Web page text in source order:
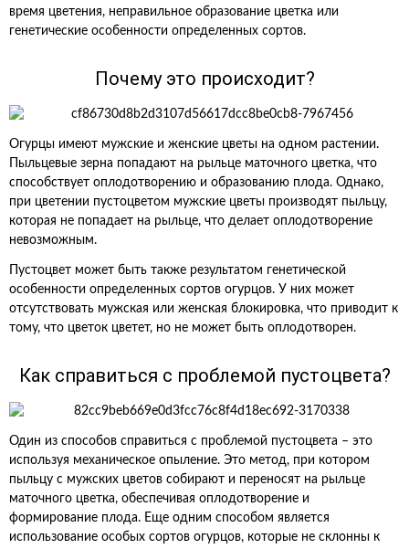
время цветения, неправильное образование цветка или
генетические особенности определенных сортов.
Почему это происходит?
Огурцы имеют мужские и женские цветы на одном растении.
Пыльцевые зерна попадают на рыльце маточного цветка, что
способствует оплодотворению и образованию плода. Однако,
при цветении пустоцветом мужские цветы производят пыльцу,
которая не попадает на рыльце, что делает оплодотворение
невозможным.
Пустоцвет может быть также результатом генетической
особенности определенных сортов огурцов. У них может
отсутствовать мужская или женская блокировка, что приводит к
тому, что цветок цветет, но не может быть оплодотворен.
Как справиться с проблемой пустоцвета?
Один из способов справиться с проблемой пустоцвета – это
используя механическое опыление. Это метод, при котором
пыльцу с мужских цветов собирают и переносят на рыльце
маточного цветка, обеспечивая оплодотворение и
формирование плода. Еще одним способом является
использование особых сортов огурцов, которые не склонны к